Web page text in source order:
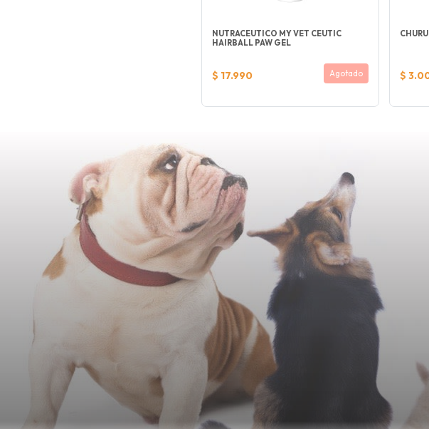
NUTRACEUTICO MY VET CEUTIC
HAIRBALL PAW GEL
$ 17.990 Agotado $